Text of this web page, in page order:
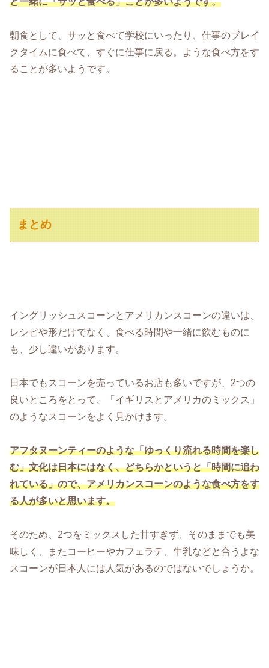
朝食として、サッと食べて学校にいったり、仕事のブレイ
クタイムに食べて、すぐに仕事に戻る。ような食べ方をす
ることが多いようです。
まとめ
イングリッシュスコーンとアメリカンスコーンの違いは、
レシピや形だけでなく、食べる時間や一緒に飲むものに
も、少し違いがあります。
日本でもスコーンを売っているお店も多いですが、2つの
良いところをとって、「イギリスとアメリカのミックス」
のようなスコーンをよく見かけます。
アフタヌーンティーのような「ゆっくり流れる時間を楽し
む」文化は日本にはなく、どちらかというと「時間に追わ
れている」ので、アメリカンスコーンのような食べ方をす
る人が多いと思います。
そのため、2つをミックスした甘すぎず、そのままでも美
味しく、またコーヒーやカフェラテ、牛乳などと合うよな
スコーンが日本人には人気があるのではないでしょうか。